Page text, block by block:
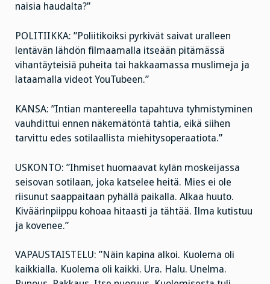
naisia haudalta?”
POLITIIKKA: ”Poliitikoiksi pyrkivät saivat uralleen
lentävän lähdön filmaamalla itseään pitämässä
vihantäyteisiä puheita tai hakkaamassa muslimeja ja
lataamalla videot YouTubeen.”
KANSA: ”Intian mantereella tapahtuva tyhmistyminen
vauhdittui ennen näkemätöntä tahtia, eikä siihen
tarvittu edes sotilaallista miehitysoperaatiota.”
USKONTO: ”Ihmiset huomaavat kylän moskeijassa
seisovan sotilaan, joka katselee heitä. Mies ei ole
riisunut saappaitaan pyhällä paikalla. Alkaa huuto.
Kiväärinpiippu kohoaa hitaasti ja tähtää. Ilma kutistuu
ja kovenee.”
VAPAUSTAISTELU: ”Näin kapina alkoi. Kuolema oli
kaikkialla. Kuolema oli kaikki. Ura. Halu. Unelma.